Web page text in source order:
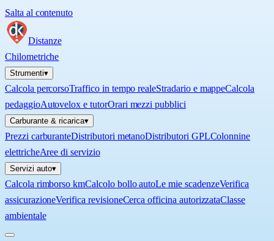
Salta al contenuto
Distanze
Chilometriche
Strumenti▾
Calcola percorsoTraffico in tempo realeStradario e mappeCalcola
pedaggioAutovelox e tutorOrari mezzi pubblici
Carburante & ricarica▾
Prezzi carburanteDistributori metanoDistributori GPLColonnine
elettricheAree di servizio
Servizi auto▾
Calcola rimborso kmCalcolo bollo autoLe mie scadenzeVerifica
assicurazioneVerifica revisioneCerca officina autorizzataClasse
ambientale